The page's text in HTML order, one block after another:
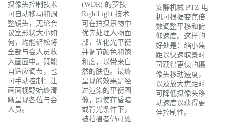
摄像头控制技术
可自动移动和调
整镜头，无论会
议室形状大小如
何，均能轻松将
全部与会人员收
入画面中。既能
自适应调节，也
可手动控制：让
画面视野始终清
晰呈现各位与会
人员。
(WDR) 的罗技
RightLight 技术
可在拍摄景物中
优先处理人物面
部，优化光平衡
并调节颜色和饱
和度，以带来自
然的肤色。最终
呈现的效果是经
过渲染的平衡图
像，即使在昏暗
或背光条件下，
被拍摄者仍可处
安静机械 PTZ 电
机可根据变焦倍
数调整平移和俯
仰速度。这样的
好处是：缩小焦
距以快速取景时
可获得更快的摄
像头移动速度，
以及放大焦距时
可降低摄像头移
动速度以获得更
佳控制性。